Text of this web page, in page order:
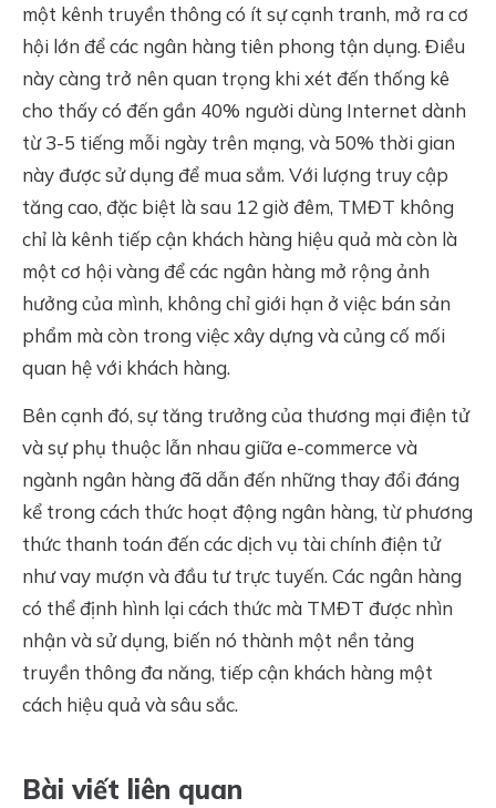
một kênh truyền thông có ít sự cạnh tranh, mở ra cơ
hội lớn để các ngân hàng tiên phong tận dụng. Điều
này càng trở nên quan trọng khi xét đến thống kê
cho thấy có đến gần 40% người dùng Internet dành
từ 3-5 tiếng mỗi ngày trên mạng, và 50% thời gian
này được sử dụng để mua sắm. Với lượng truy cập
tăng cao, đặc biệt là sau 12 giờ đêm, TMĐT không
chỉ là kênh tiếp cận khách hàng hiệu quả mà còn là
một cơ hội vàng để các ngân hàng mở rộng ảnh
hưởng của mình, không chỉ giới hạn ở việc bán sản
phẩm mà còn trong việc xây dựng và củng cố mối
quan hệ với khách hàng.
Bên cạnh đó, sự tăng trưởng của thương mại điện tử
và sự phụ thuộc lẫn nhau giữa e-commerce và
ngành ngân hàng đã dẫn đến những thay đổi đáng
kể trong cách thức hoạt động ngân hàng, từ phương
thức thanh toán đến các dịch vụ tài chính điện tử
như vay mượn và đầu tư trực tuyến. Các ngân hàng
có thể định hình lại cách thức mà TMĐT được nhìn
nhận và sử dụng, biến nó thành một nền tảng
truyền thông đa năng, tiếp cận khách hàng một
cách hiệu quả và sâu sắc.
Bài viết liên quan